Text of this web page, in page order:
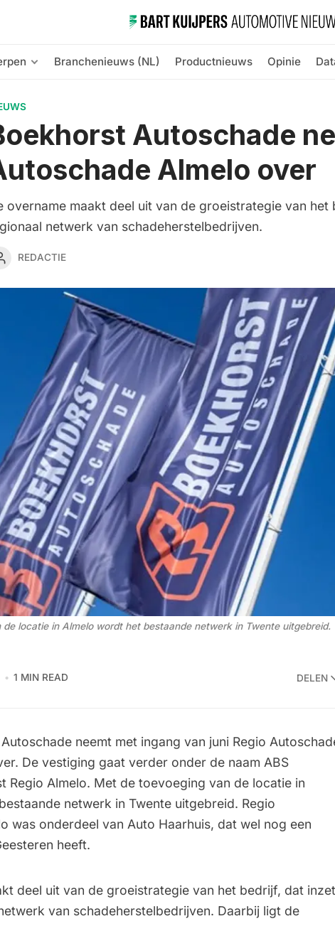
Branchenieuws (NL) Productnieuws Opinie
Autoschade
Almelo over
overname maakt deel uit van de groeistrategie van
netwerk van schadeherstelbedrijven.
REDACTIE
locatie in Almelo wordt het bestaande netwerk in Twente uitgebreid.
1 MIN READ DELEN
neemt met ingang van juni Regio
De vestiging gaat verder onder de naam ABS
Regio Almelo. Met de toevoeging van de locatie in
netwerk in Twente uitgebreid. Regio
was onderdeel van Auto Haarhuis, dat wel nog een
heeft.
deel uit van de groeistrategie van het bedrijf, dat inzet
van schadeherstelbedrijven. Daarbij ligt de